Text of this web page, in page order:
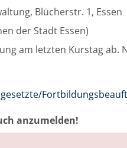
Blücherstr. 1, Essen
der Stadt Essen)
am letzten Kurstag ab.
anzumelden!